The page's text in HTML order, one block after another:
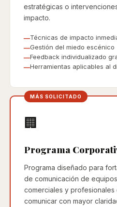
estratégicas o
impacto.
Técnicas de impacto
Gestión del miedo escénico
Feedback individualizado
Herramientas aplicables al
🏢
Programa
Programa diseñado para
de comunicación de
comerciales y profesionales
comunicar con mayor